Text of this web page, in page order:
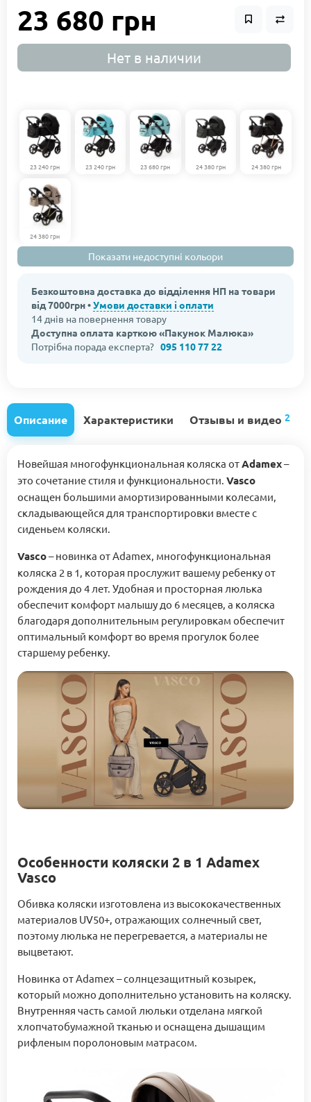
23 680 грн
Нет в наличии
23 240 грн 23 240 грн 23 680 грн 24 380 грн 24 380 грн
24 380 грн
Показати недоступні кольори
Безкоштовна доставка до відділення НП на товари
від 7000грн •Умови доставки і оплати
14 днів на повернення товару
Доступна оплата карткою «Пакунок Малюка»
Потрібна порада експерта? 095 110 77 22
Описание Характеристики Отзывы и видео 2
Новейшая многофункциональная коляска отAdamex–
это сочетание стиля и функциональности. Vasco
оснащен большими амортизированными колесами,
складывающейся для транспортировки вместе с
сиденьем коляски.
Vasco– новинка от Adamex, многофункциональная
коляска 2 в 1, которая прослужит вашему ребенку от
рождения до 4 лет. Удобная и просторная люлька
обеспечит комфорт малышу до 6 месяцев, а коляска
благодаря дополнительным регулировкам обеспечит
оптимальный комфорт во время прогулок более
старшему ребенку.
Особенности коляски 2 в 1 Adamex
Vasco
Обивка коляски изготовлена ​​из высококачественных
материалов UV50+, отражающих солнечный свет,
поэтому люлька не перегревается, а материалы не
выцветают.
Новинка от Adamex – солнцезащитный козырек,
который можно дополнительно установить на коляску.
Внутренняя часть самой люльки отделана мягкой
хлопчатобумажной тканью и оснащена дышащим
рифленым поролоновым матрасом.